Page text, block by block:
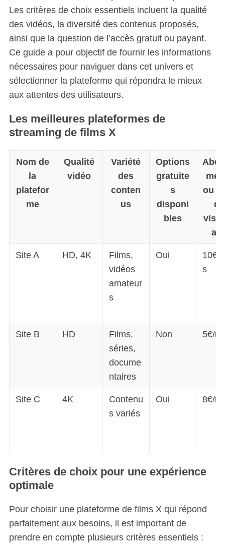
Les critères de choix essentiels incluent la qualité
des vidéos, la diversité des contenus proposés,
ainsi que la question de l’accès gratuit ou payant.
Ce guide a pour objectif de fournir les informations
nécessaires pour naviguer dans cet univers et
sélectionner la plateforme qui répondra le mieux
aux attentes des utilisateurs.
Les meilleures plateformes de
streaming de films X
Nom de
la
platefor
me
Qualité
vidéo
Variété
des
conten
us
Options
gratuite
s
disponi
bles
ou
de
Site A HD, 4K
Films,
vidéos
amateur
s
Oui
10€/
s
Site B HD
Films,
séries,
docume
ntaires
Non 5€/
Site C 4K
Contenu
s variés
Oui 8€/
Critères de choix pour une expérience
optimale
Pour choisir une plateforme de films X qui répond
parfaitement aux besoins, il est important de
prendre en compte plusieurs critères essentiels :